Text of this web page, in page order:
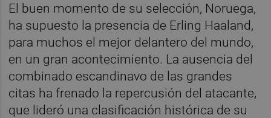
El buen momento de su selección, Noruega,
ha supuesto la presencia de Erling Haaland,
para muchos el mejor delantero del mundo,
en un gran acontecimiento. La ausencia del
combinado escandinavo de las grandes
citas ha frenado la repercusión del atacante,
que lideró una clasificación histórica de su